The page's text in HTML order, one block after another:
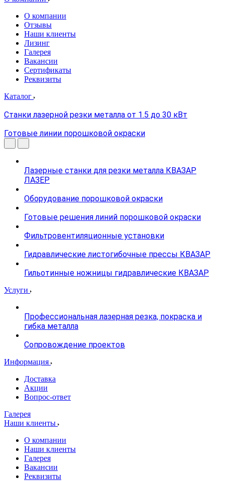
О компании
Отзывы
Наши клиенты
Лизинг
Галерея
Вакансии
Сертификаты
Реквизиты
Каталог
Станки лазерной резки металла от 1.5 до 30 кВт
Готовые линии порошковой окраски
Лазерные станки для резки металла КВАЗАР
ЛАЗЕР
Оборудование порошковой окраски
Готовые решения линий порошковой окраски
Фильтровентиляционные установки
Гидравлические листогибочные прессы КВАЗАР
Гильотинные ножницы гидравлические КВАЗАР
Услуги
Профессиональная лазерная резка, покраска и
гибка металла
Сопровождение проектов
Информация
Доставка
Акции
Вопрос-ответ
Галерея
Наши клиенты
О компании
Наши клиенты
Галерея
Вакансии
Реквизиты